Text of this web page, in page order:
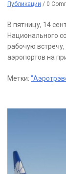
Публикации / 0
В пятницу, 14
Национального
рабочую
аэропортов на
Метки: